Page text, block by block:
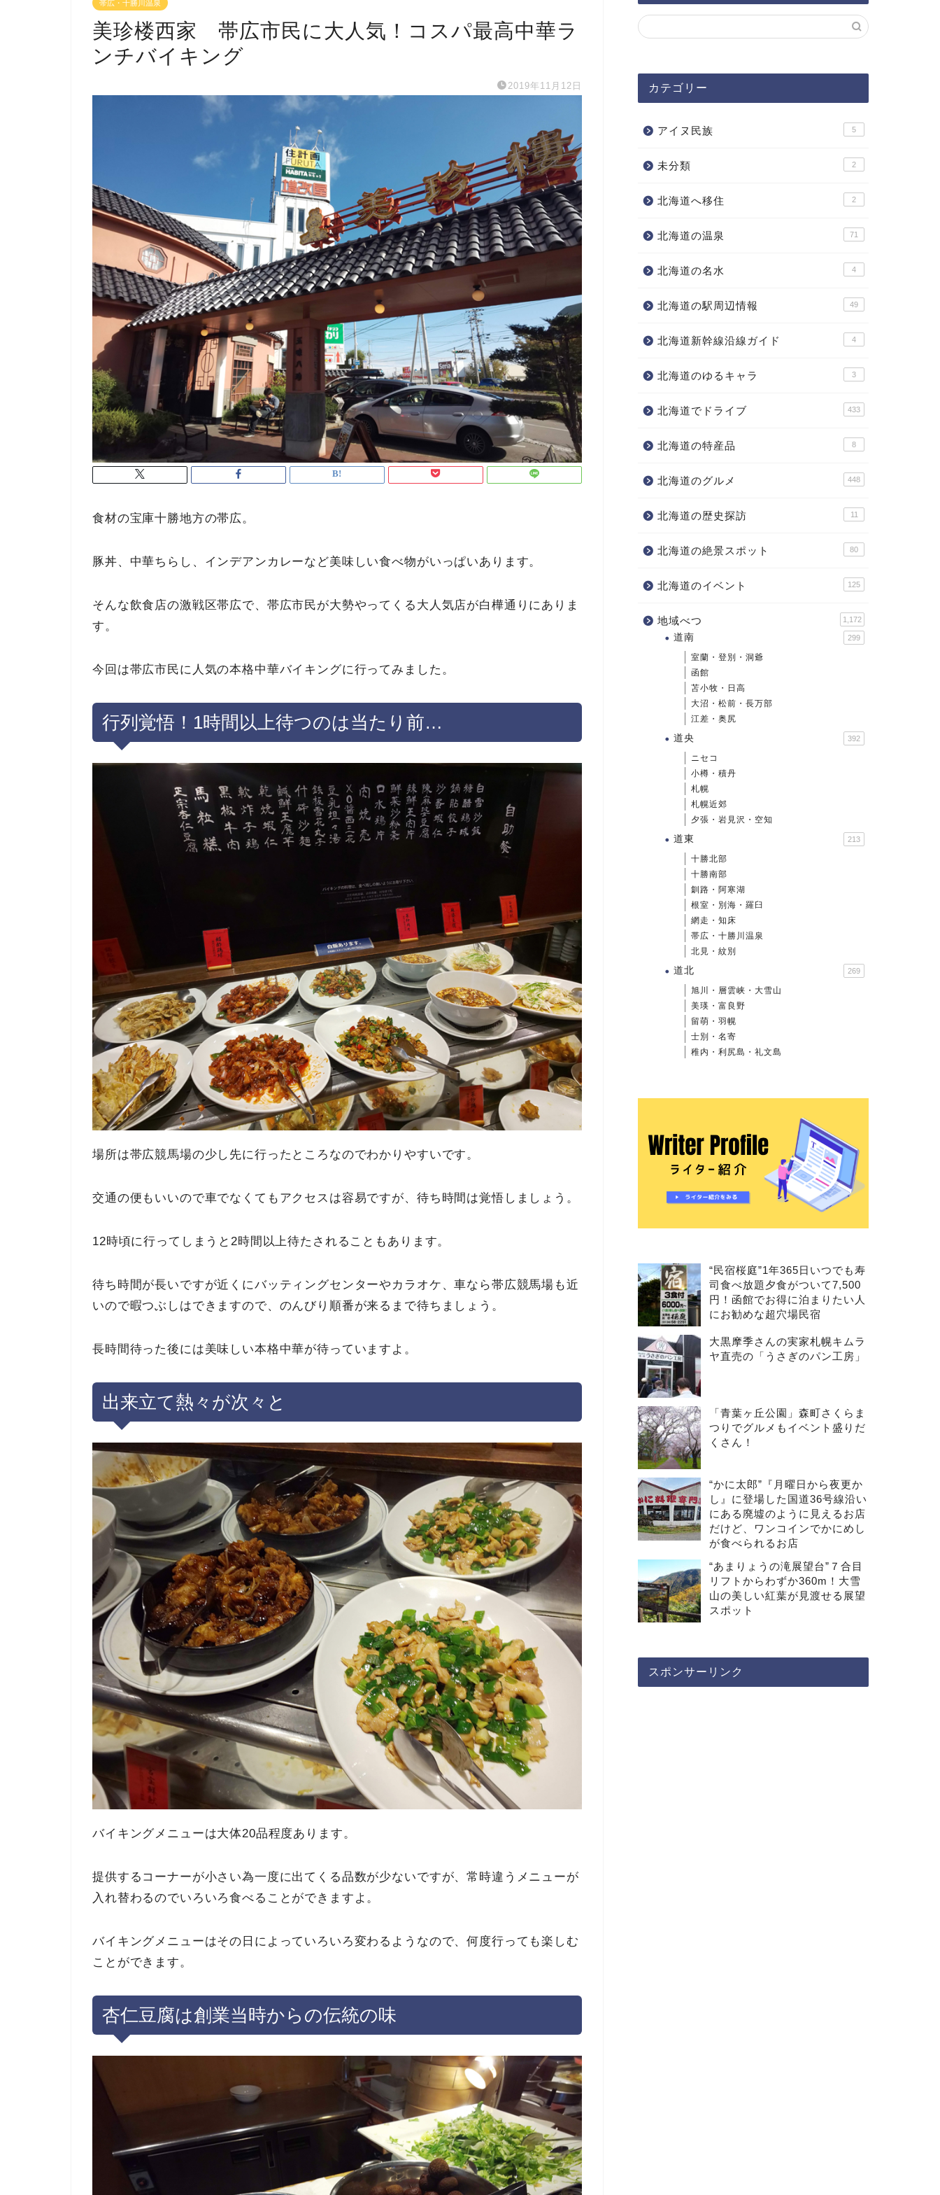
帯広・十勝川温泉
美珍楼西家 帯広市民に大人気！コスパ最高中華ラ
ンチバイキング
2019年11月12日
食材の宝庫十勝地方の帯広。
豚丼、中華ちらし、インデアンカレーなど美味しい食べ物がいっぱいあります。
そんな飲食店の激戦区帯広で、帯広市民が大勢やってくる大人気店が白樺通りにありま
す。
今回は帯広市民に人気の本格中華バイキングに行ってみました。
行列覚悟！1時間以上待つのは当たり前…
場所は帯広競馬場の少し先に行ったところなのでわかりやすいです。
交通の便もいいので車でなくてもアクセスは容易ですが、待ち時間は覚悟しましょう。
12時頃に行ってしまうと2時間以上待たされることもあります。
待ち時間が長いですが近くにバッティングセンターやカラオケ、車なら帯広競馬場も近
いので暇つぶしはできますので、のんびり順番が来るまで待ちましょう。
長時間待った後には美味しい本格中華が待っていますよ。
出来立て熱々が次々と
バイキングメニューは大体20品程度あります。
提供するコーナーが小さい為一度に出てくる品数が少ないですが、常時違うメニューが
入れ替わるのでいろいろ食べることができますよ。
バイキングメニューはその日によっていろいろ変わるようなので、何度行っても楽しむ
ことができます。
杏仁豆腐は創業当時からの伝統の味
カテゴリー
アイヌ民族 5
未分類 2
北海道へ移住 2
北海道の温泉 71
北海道の名水 4
北海道の駅周辺情報 49
北海道新幹線沿線ガイド 4
北海道のゆるキャラ 3
北海道でドライブ 433
北海道の特産品 8
北海道のグルメ 448
北海道の歴史探訪 11
北海道の絶景スポット 80
北海道のイベント 125
地域べつ 1,172
道南 299
室蘭・登別・洞爺
函館
苫小牧・日高
大沼・松前・長万部
江差・奥尻
道央 392
ニセコ
小樽・積丹
札幌
札幌近郊
夕張・岩見沢・空知
道東 213
十勝北部
十勝南部
釧路・阿寒湖
根室・別海・羅臼
網走・知床
帯広・十勝川温泉
北見・紋別
道北 269
旭川・層雲峡・大雪山
美瑛・富良野
留萌・羽幌
士別・名寄
稚内・利尻島・礼文島
“民宿桜庭”1年365日いつでも寿
司食べ放題夕食がついて7,500
円！函館でお得に泊まりたい人
にお勧めな超穴場民宿
大黒摩季さんの実家札幌キムラ
ヤ直売の「うさぎのパン工房」
「青葉ヶ丘公園」森町さくらま
つりでグルメもイベント盛りだ
くさん！
“かに太郎”『月曜日から夜更か
し』に登場した国道36号線沿い
にある廃墟のように見えるお店
だけど、ワンコインでかにめし
が食べられるお店
“あまりょうの滝展望台”７合目
リフトからわずか360m！大雪
山の美しい紅葉が見渡せる展望
スポット
スポンサーリンク